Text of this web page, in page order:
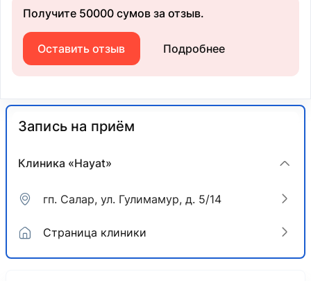
Получите 50000 сумов за отзыв.
Оставить отзыв Подробнее
Запись на приём
Клиника «Hayat»
гп. Салар, ул. Гулимамур, д. 5/14
Страница клиники